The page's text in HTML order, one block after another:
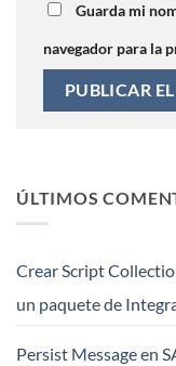
Guarda mi
navegador para la
ÚLTIMOS
Crear Script
un paquete de
Persist Message en